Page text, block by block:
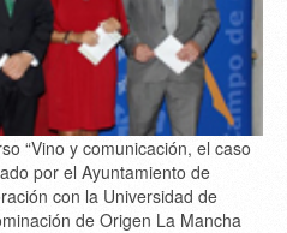
“Vino y comunicación, el caso
por el Ayuntamiento de
con la Universidad de
de Origen La Mancha